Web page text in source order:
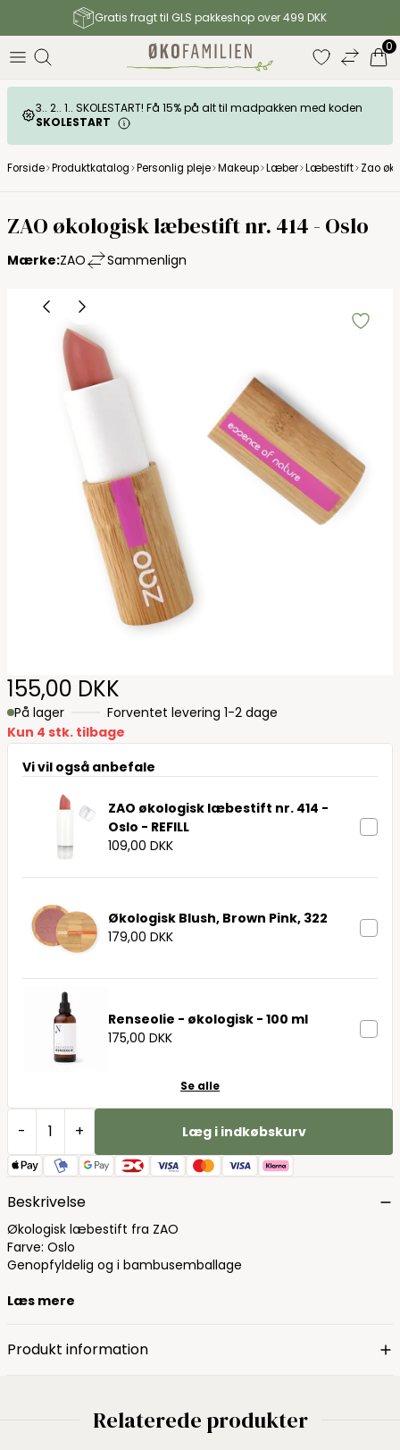
Gratis fragt til GLS pakkeshop over 499 DKK
0
3.. 2.. 1.. SKOLESTART! Få 15% på alt til madpakken med koden
SKOLESTART
Forside Produktkatalog Personlig pleje Makeup Læber Læbestift Zao
ZAO økologisk læbestift nr. 414 - Oslo
Mærke:ZAO Sammenlign
155,00 DKK
På lager
Forventet levering 1-2 dage
Kun 4 stk. tilbage
Vi vil også anbefale
ZAO økologisk læbestift nr. 414 -
Oslo - REFILL
109,00 DKK
Økologisk Blush, Brown Pink, 322
179,00 DKK
Renseolie - økologisk - 100 ml
175,00 DKK
Se alle
- + Læg i indkøbskurv
Beskrivelse
Økologisk læbestift fra ZAO
Farve: Oslo
Genopfyldelig og i bambusemballage
Læs mere
Produkt information
Relaterede produkter